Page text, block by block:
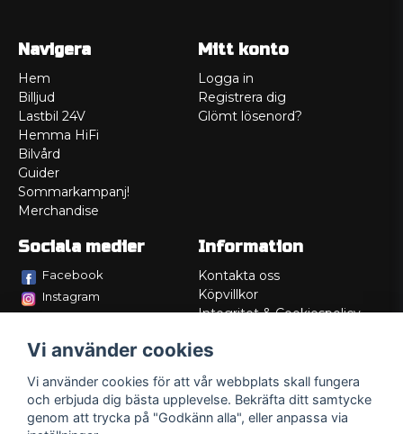
Navigera
Hem
Billjud
Lastbil 24V
Hemma HiFi
Bilvård
Guider
Sommarkampanj!
Merchandise
Mitt konto
Logga in
Registrera dig
Glömt lösenord?
Sociala medier
Facebook
Instagram
Information
Kontakta oss
Köpvillkor
Integritet & Cookiespolicy
Service/Garanti
Lådritning
Om oss
Vi använder cookies
Vi använder cookies för att vår webbplats skall fungera
och erbjuda dig bästa upplevelse. Bekräfta ditt samtycke
genom att trycka på "Godkänn alla", eller anpassa via